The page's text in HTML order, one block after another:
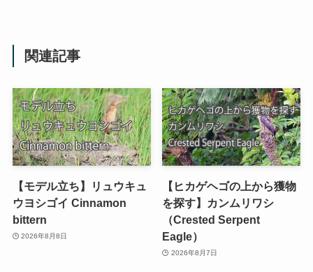
関連記事
【モデル立ち】リュウキュ
ウヨシゴイ Cinnamon
bittern
2026年8月8日
【ヒカゲヘゴの上から獲物
を探す】カンムリワシ
（Crested Serpent
Eagle）
2026年8月7日